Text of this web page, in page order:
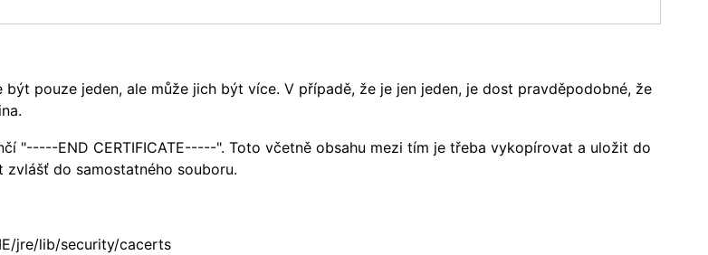
pouze jeden, ale může jich být více. V případě, že je jen jeden, je dost pravděpodobné, že
"-----END CERTIFICATE-----". Toto včetně obsahu mezi tím je třeba vykopírovat a uložit do
do samostatného souboru.
jre/lib/security/cacerts